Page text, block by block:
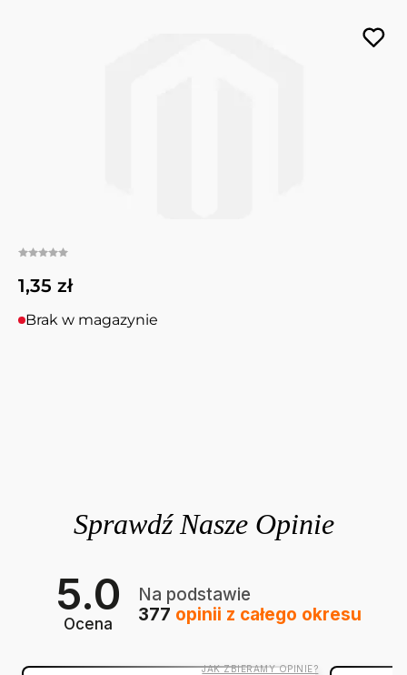
1,35 zł
Brak w magazynie
5.0
Ocena
Na podstawie
377 opinii z całego okresu
JAK ZBIERAMY OPINIE?